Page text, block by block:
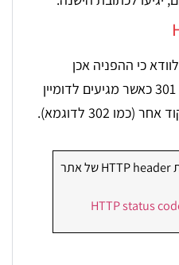
כי ההפניה אכן
מתפקדת כראוי, וכי מופיע קוד 301 כאשר מגיעים לדומיין
302 לדוגמא).
כלי לבדיקת HTTP header של אתר
HTTP status